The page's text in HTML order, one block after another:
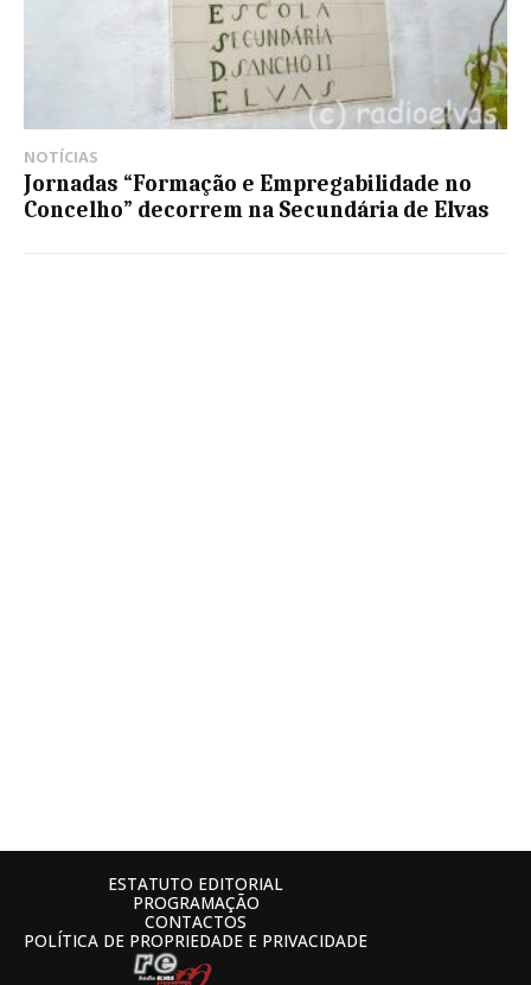
NOTÍCIAS
Jornadas “Formação e Empregabilidade no
Concelho” decorrem na Secundária de Elvas
ESTATUTO EDITORIAL
PROGRAMAÇÃO
CONTACTOS
POLÍTICA DE PROPRIEDADE E PRIVACIDADE